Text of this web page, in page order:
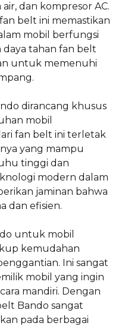
dan kompresor AC.
belt ini memastikan
mobil berfungsi
daya tahan fan belt
untuk memenuhi
dirancang khusus
mobil
fan belt ini terletak
yang mampu
tinggi dan
modern dalam
jaminan bahwa
dan efisien.
untuk mobil
kemudahan
Ini sangat
mobil yang ingin
mandiri. Dengan
Bando sangat
pada berbagai